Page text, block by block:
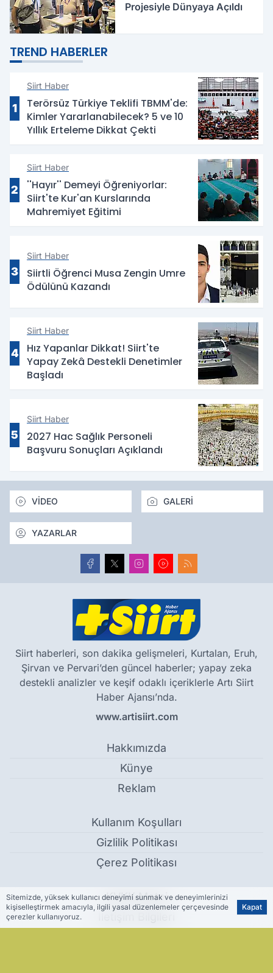
Projesiyle Dünyaya Açıldı
TREND HABERLER
1
Siirt Haber
Terörsüz Türkiye Teklifi TBMM'de:
Kimler Yararlanabilecek? 5 ve 10
Yıllık Erteleme Dikkat Çekti
2
Siirt Haber
''Hayır'' Demeyi Öğreniyorlar:
Siirt'te Kur'an Kurslarında
Mahremiyet Eğitimi
3
Siirt Haber
Siirtli Öğrenci Musa Zengin Umre
Ödülünü Kazandı
4
Siirt Haber
Hız Yapanlar Dikkat! Siirt'te
Yapay Zekâ Destekli Denetimler
Başladı
5
Siirt Haber
2027 Hac Sağlık Personeli
Başvuru Sonuçları Açıklandı
VİDEO GALERİ
YAZARLAR
Siirt haberleri, son dakika gelişmeleri, Kurtalan, Eruh,
Şirvan ve Pervari’den güncel haberler; yapay zeka
destekli analizler ve keşif odaklı içeriklerle Artı Siirt
Haber Ajansı’nda.
www.artisiirt.com
Hakkımızda
Künye
Reklam
Kullanım Koşulları
Gizlilik Politikası
Çerez Politikası
KVKK Metni
Sitemizde, yüksek kullanıcı deneyimi sunmak ve deneyimlerinizi
kişiselleştirmek amacıyla, ilgili yasal düzenlemeler çerçevesinde
çerezler kullanıyoruz.
Kapat